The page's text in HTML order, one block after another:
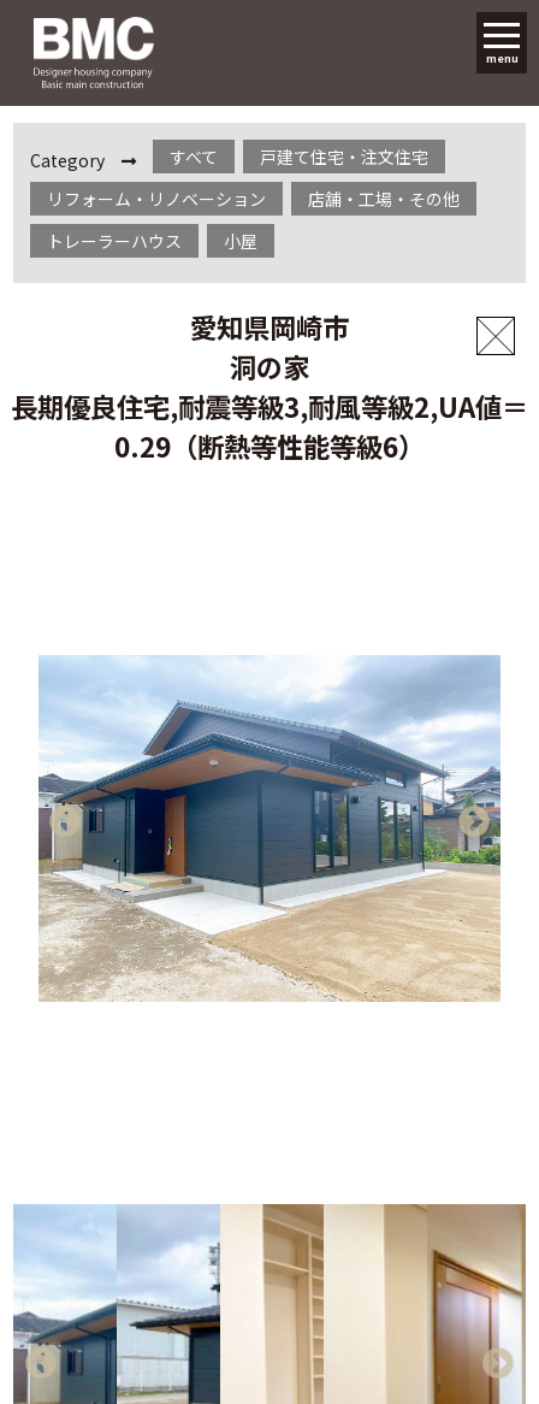
menu
Category すべて
戸建て住宅・注文住宅
リフォーム・リノベーション
店舗・工場・その他
トレーラーハウス
小屋
愛知県岡崎市
洞の家
長期優良住宅,耐震等級3,耐風等級2,UA値＝
0.29（断熱等性能等級6）